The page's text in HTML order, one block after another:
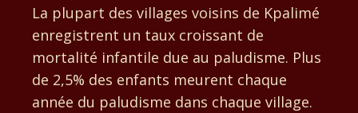
La plupart des villages voisins de Kpalimé
enregistrent un taux croissant de
mortalité infantile due au paludisme. Plus
de 2,5% des enfants meurent chaque
année du paludisme dans chaque village.